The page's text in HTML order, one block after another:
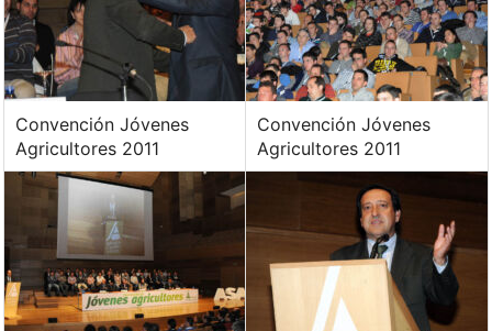
Convención Jóvenes
Agricultores 2011
Convención Jóvenes
Agricultores 2011